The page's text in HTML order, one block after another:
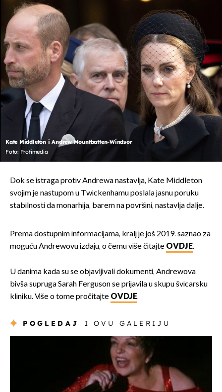
Kate Middleton i Andrew Mountbatten-Windsor
Foto: Profimedia
Dok se istraga protiv Andrewa nastavlja, Kate Middleton
svojim je nastupom u Twickenhamu poslala jasnu poruku
stabilnosti da monarhija, barem na površini, nastavlja dalje.
Prema dostupnim informacijama, kralj je još 2019. saznao za
moguću Andrewovu izdaju, o čemu više čitajte OVDJE.
U danima kada su se objavljivali dokumenti, Andrewova
bivša supruga Sarah Ferguson se prijavila u skupu švicarsku
kliniku. Više o tome pročitajte OVDJE.
POGLEDAJ I OVU GALERIJU